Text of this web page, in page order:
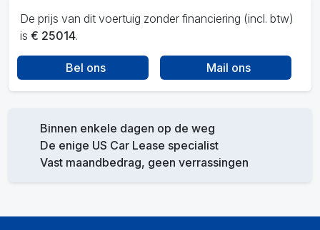
De prijs van dit voertuig zonder financiering (incl. btw)
is € 25014.
Bel ons Mail ons
Binnen enkele dagen op de weg
De enige US Car Lease specialist
Vast maandbedrag, geen verrassingen